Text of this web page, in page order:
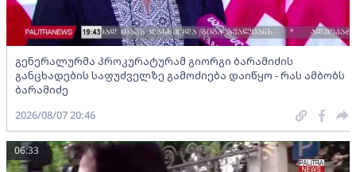
გენერალურმა პროკურატურამ გიორგი ბარამიძის
განცხადების საფუძველზე გამოძიება დაიწყო - რას ამბობს
ბარამიძე
2026/08/07 20:46
06:33